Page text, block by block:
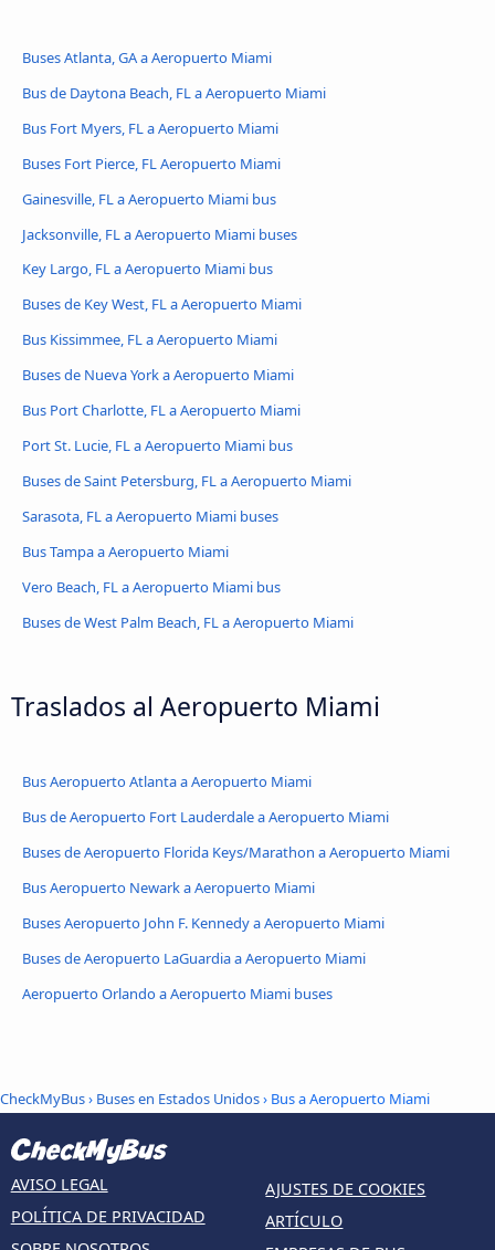
Buses Atlanta, GA a Aeropuerto Miami
Bus de Daytona Beach, FL a Aeropuerto Miami
Bus Fort Myers, FL a Aeropuerto Miami
Buses Fort Pierce, FL Aeropuerto Miami
Gainesville, FL a Aeropuerto Miami bus
Jacksonville, FL a Aeropuerto Miami buses
Key Largo, FL a Aeropuerto Miami bus
Buses de Key West, FL a Aeropuerto Miami
Bus Kissimmee, FL a Aeropuerto Miami
Buses de Nueva York a Aeropuerto Miami
Bus Port Charlotte, FL a Aeropuerto Miami
Port St. Lucie, FL a Aeropuerto Miami bus
Buses de Saint Petersburg, FL a Aeropuerto Miami
Sarasota, FL a Aeropuerto Miami buses
Bus Tampa a Aeropuerto Miami
Vero Beach, FL a Aeropuerto Miami bus
Buses de West Palm Beach, FL a Aeropuerto Miami
Traslados al Aeropuerto Miami
Bus Aeropuerto Atlanta a Aeropuerto Miami
Bus de Aeropuerto Fort Lauderdale a Aeropuerto Miami
Buses de Aeropuerto Florida Keys/Marathon a Aeropuerto Miami
Bus Aeropuerto Newark a Aeropuerto Miami
Buses Aeropuerto John F. Kennedy a Aeropuerto Miami
Buses de Aeropuerto LaGuardia a Aeropuerto Miami
Aeropuerto Orlando a Aeropuerto Miami buses
CheckMyBus› Buses en Estados Unidos› Bus a Aeropuerto Miami
AVISO LEGAL
POLÍTICA DE PRIVACIDAD
AJUSTES DE COOKIES
ARTÍCULO